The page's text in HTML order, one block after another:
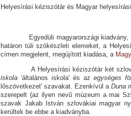
Helyesírási kéziszótár és Magyar
Egyedüli magyarországi kiadvány,
határon túli szókészleti elemeket, a
címen megjelent, megújított kiadása, a
A Helyesírási kéziszótár két
iskola 'általános iskola' és azegységes
lőszövetkezet' szavakat. Ezenkívül aDuna
szerepelt (az ilyen nevű múzeum a mai
szavak Jakab István szlovákiai magyar
kerültek be ebbe a kiadványba.